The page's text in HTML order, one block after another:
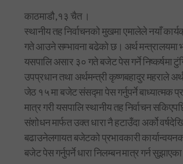
काठमाडौ,१३ चैत ।
स्थानीय तह निर्वाचनको मुखमा एमालेले नयाँ
गते आउने सम्भावना बढेको छ। अर्थ मन्त्रालयमा
यसपालि असार ३० गते बजेट पेस गर्ने निष्कर्षमा
उपप्रधान तथा अर्थमन्त्री कृष्णबहादुर महराले
जेठ १५ मा बजेट संसद्मा पेस गर्नुपर्ने बाध्यात्मक
मात्र गरी यसपालि स्थानीय तह निर्वाचन
संशोधन मार्फत उक्त धारा नै हटाउँदा अर्को
बढाउनेलगायत बजेटको प्रभावकारी
बजेट पेस गर्नुपर्ने धारा निलम्बन मात्र गर्न